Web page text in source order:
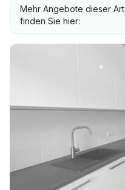
Mehr Angebote dieser Art
finden Sie hier: